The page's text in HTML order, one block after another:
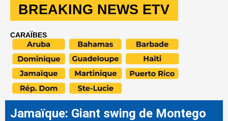
BREAKING NEWS ETV
CARAÏBES
Jamaïque: Giant swing de Montego